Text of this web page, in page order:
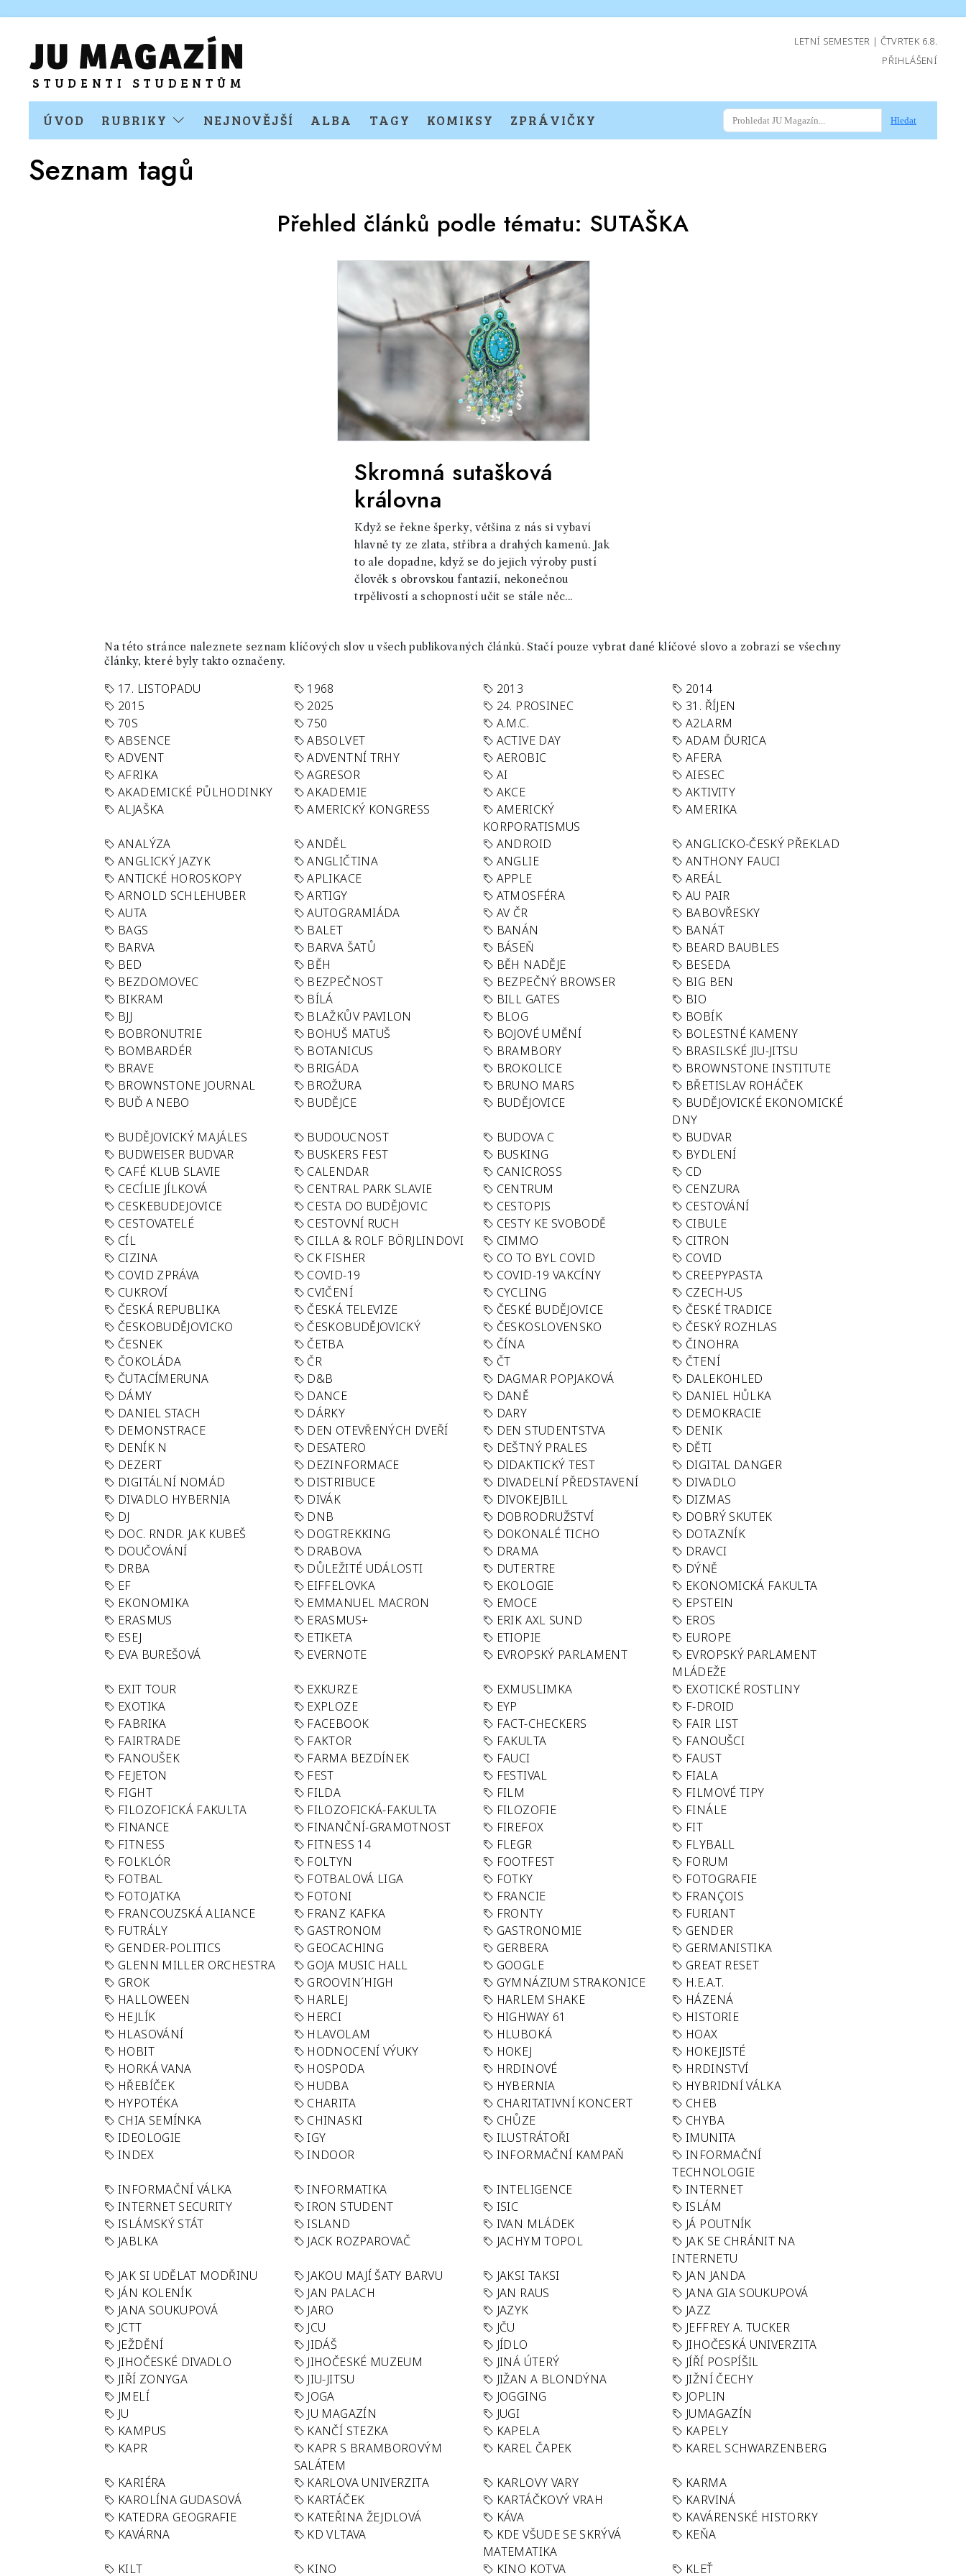
LETNÍ SEMESTER | ČTVRTEK 6.8.
PŘIHLÁŠENÍ
ÚVOD RUBRIKY NEJNOVĚJŠÍ ALBA TAGY KOMIKSY ZPRÁVIČKY Hledat
Seznam tagů
Přehled článků podle tématu: SUTAŠKA
Skromná sutašková
královna
Když se řekne šperky, většina z nás si vybaví
hlavně ty ze zlata, stříbra a drahých kamenů. Jak
to ale dopadne, když se do jejich výroby pustí
člověk s obrovskou fantazií, nekonečnou
trpělivostí a schopností učit se stále něc...
Na této stránce naleznete seznam klíčových slov u všech publikovaných článků. Stačí pouze vybrat dané klíčové slovo a zobrazí se všechny
články, které byly takto označeny.
17. LISTOPADU 1968 2013
2014
2015
2025 24. PROSINEC
31. ŘÍJEN
70S
750 A.M.C.
A2LARM
ABSENCE
ABSOLVET ACTIVE DAY
ADAM ĎURICA
ADVENT
ADVENTNÍ TRHY AEROBIC
AFERA
AFRIKA
AGRESOR AI
AIESEC
AKADEMICKÉ PŮLHODINKY
AKADEMIE AKCE
AKTIVITY
ALJAŠKA
AMERICKÝ KONGRESS
AMERICKÝ
KORPORATISMUS
AMERIKA
ANALÝZA ANDĚL ANDROID
ANGLICKO-ČESKÝ PŘEKLAD
ANGLICKÝ JAZYK
ANGLIČTINA ANGLIE
ANTHONY FAUCI
ANTICKÉ HOROSKOPY
APLIKACE APPLE
AREÁL
ARNOLD SCHLEHUBER
ARTIGY ATMOSFÉRA
AU PAIR
AUTA
AUTOGRAMIÁDA AV ČR
BABOVŘESKY
BAGS
BALET BANÁN
BANÁT
BARVA
BARVA ŠATŮ BÁSEŇ
BEARD BAUBLES
BED
BĚH BĚH NADĚJE
BESEDA
BEZDOMOVEC
BEZPEČNOST BEZPEČNÝ BROWSER
BIG BEN
BIKRAM
BÍLÁ BILL GATES
BIO
BJJ
BLAŽKŮV PAVILON BLOG
BOBÍK
BOBRONUTRIE
BOHUŠ MATUŠ BOJOVÉ UMĚNÍ
BOLESTNÉ KAMENY
BOMBARDÉR
BOTANICUS BRAMBORY
BRASILSKÉ JIU-JITSU
BRAVE
BRIGÁDA BROKOLICE
BROWNSTONE INSTITUTE
BROWNSTONE JOURNAL
BROŽURA BRUNO MARS
BŘETISLAV ROHÁČEK
BUĎ A NEBO
BUDĚJCE BUDĚJOVICE
BUDĚJOVICKÉ EKONOMICKÉ
DNY
BUDĚJOVICKÝ MAJÁLES
BUDOUCNOST BUDOVA C
BUDVAR
BUDWEISER BUDVAR
BUSKERS FEST BUSKING
BYDLENÍ
CAFÉ KLUB SLAVIE
CALENDAR CANICROSS
CD
CECÍLIE JÍLKOVÁ
CENTRAL PARK SLAVIE CENTRUM
CENZURA
CESKEBUDEJOVICE
CESTA DO BUDĚJOVIC CESTOPIS
CESTOVÁNÍ
CESTOVATELÉ
CESTOVNÍ RUCH CESTY KE SVOBODĚ
CIBULE
CÍL
CILLA & ROLF BÖRJLINDOVI CIMMO
CITRON
CIZINA
CK FISHER CO TO BYL COVID
COVID
COVID ZPRÁVA
COVID-19 COVID-19 VAKCÍNY
CREEPYPASTA
CUKROVÍ
CVIČENÍ CYCLING
CZECH-US
ČESKÁ REPUBLIKA
ČESKÁ TELEVIZE ČESKÉ BUDĚJOVICE
ČESKÉ TRADICE
ČESKOBUDĚJOVICKO
ČESKOBUDĚJOVICKÝ ČESKOSLOVENSKO
ČESKÝ ROZHLAS
ČESNEK
ČETBA ČÍNA
ČINOHRA
ČOKOLÁDA
ČR ČT
ČTENÍ
ČUTACÍMERUNA
D&B DAGMAR POPJAKOVÁ
DALEKOHLED
DÁMY
DANCE DANĚ
DANIEL HŮLKA
DANIEL STACH
DÁRKY DARY
DEMOKRACIE
DEMONSTRACE
DEN OTEVŘENÝCH DVEŘÍ DEN STUDENTSTVA
DENIK
DENÍK N
DESATERO DEŠTNÝ PRALES
DĚTI
DEZERT
DEZINFORMACE DIDAKTICKÝ TEST
DIGITAL DANGER
DIGITÁLNÍ NOMÁD
DISTRIBUCE DIVADELNÍ PŘEDSTAVENÍ
DIVADLO
DIVADLO HYBERNIA
DIVÁK DIVOKEJBILL
DIZMAS
DJ
DNB DOBRODRUŽSTVÍ
DOBRÝ SKUTEK
DOC. RNDR. JAK KUBEŠ
DOGTREKKING DOKONALÉ TICHO
DOTAZNÍK
DOUČOVÁNÍ
DRABOVA DRAMA
DRAVCI
DRBA
DŮLEŽITÉ UDÁLOSTI DUTERTRE
DÝNĚ
EF
EIFFELOVKA EKOLOGIE
EKONOMICKÁ FAKULTA
EKONOMIKA
EMMANUEL MACRON EMOCE
EPSTEIN
ERASMUS
ERASMUS+ ERIK AXL SUND
EROS
ESEJ
ETIKETA ETIOPIE
EUROPE
EVA BUREŠOVÁ
EVERNOTE EVROPSKÝ PARLAMENT
EVROPSKÝ PARLAMENT
MLÁDEŽE
EXIT TOUR
EXKURZE EXMUSLIMKA
EXOTICKÉ ROSTLINY
EXOTIKA
EXPLOZE EYP
F-DROID
FABRIKA
FACEBOOK FACT-CHECKERS
FAIR LIST
FAIRTRADE
FAKTOR FAKULTA
FANOUŠCI
FANOUŠEK
FARMA BEZDÍNEK FAUCI
FAUST
FEJETON
FEST FESTIVAL
FIALA
FIGHT
FILDA FILM
FILMOVÉ TIPY
FILOZOFICKÁ FAKULTA
FILOZOFICKÁ-FAKULTA FILOZOFIE
FINÁLE
FINANCE
FINANČNÍ-GRAMOTNOST FIREFOX
FIT
FITNESS
FITNESS 14 FLEGR
FLYBALL
FOLKLÓR
FOLTYN FOOTFEST
FORUM
FOTBAL
FOTBALOVÁ LIGA FOTKY
FOTOGRAFIE
FOTOJATKA
FOTONI FRANCIE
FRANÇOIS
FRANCOUZSKÁ ALIANCE
FRANZ KAFKA FRONTY
FURIANT
FUTRÁLY
GASTRONOM GASTRONOMIE
GENDER
GENDER-POLITICS
GEOCACHING GERBERA
GERMANISTIKA
GLENN MILLER ORCHESTRA
GOJA MUSIC HALL GOOGLE
GREAT RESET
GROK
GROOVIN´HIGH GYMNÁZIUM STRAKONICE
H.E.A.T.
HALLOWEEN
HARLEJ HARLEM SHAKE
HÁZENÁ
HEJLÍK
HERCI HIGHWAY 61
HISTORIE
HLASOVÁNÍ
HLAVOLAM HLUBOKÁ
HOAX
HOBIT
HODNOCENÍ VÝUKY HOKEJ
HOKEJISTÉ
HORKÁ VANA
HOSPODA HRDINOVÉ
HRDINSTVÍ
HŘEBÍČEK
HUDBA HYBERNIA
HYBRIDNÍ VÁLKA
HYPOTÉKA
CHARITA CHARITATIVNÍ KONCERT
CHEB
CHIA SEMÍNKA
CHINASKI CHŮZE
CHYBA
IDEOLOGIE
IGY ILUSTRÁTOŘI
IMUNITA
INDEX
INDOOR INFORMAČNÍ KAMPAŇ
INFORMAČNÍ
TECHNOLOGIE
INFORMAČNÍ VÁLKA
INFORMATIKA INTELIGENCE
INTERNET
INTERNET SECURITY
IRON STUDENT ISIC
ISLÁM
ISLÁMSKÝ STÁT
ISLAND IVAN MLÁDEK
JÁ POUTNÍK
JABLKA
JACK ROZPAROVAČ JACHYM TOPOL
JAK SE CHRÁNIT NA
INTERNETU
JAK SI UDĚLAT MODŘINU
JAKOU MAJÍ ŠATY BARVU JAKSI TAKSI
JAN JANDA
JÁN KOLENÍK
JAN PALACH JAN RAUS
JANA GIA SOUKUPOVÁ
JANA SOUKUPOVÁ
JARO JAZYK
JAZZ
JCTT
JCU JČU
JEFFREY A. TUCKER
JEŽDĚNÍ
JIDÁŠ JÍDLO
JIHOČESKÁ UNIVERZITA
JIHOČESKÉ DIVADLO
JIHOČESKÉ MUZEUM JINÁ ÚTERÝ
JÍŘÍ POSPÍŠIL
JIŘÍ ZONYGA
JIU-JITSU JIŽAN A BLONDÝNA
JIŽNÍ ČECHY
JMELÍ
JOGA JOGGING
JOPLIN
JU
JU MAGAZÍN JUGI
JUMAGAZÍN
KAMPUS
KANČÍ STEZKA KAPELA
KAPELY
KAPR
KAPR S BRAMBOROVÝM
SALÁTEM
KAREL ČAPEK KAREL SCHWARZENBERG
KARIÉRA KARLOVA UNIVERZITA KARLOVY VARY
KARMA
KAROLÍNA GUDASOVÁ
KARTÁČEK KARTÁČKOVÝ VRAH
KARVINÁ
KATEDRA GEOGRAFIE
KATEŘINA ŽEJDLOVÁ KÁVA
KAVÁRENSKÉ HISTORKY
KAVÁRNA
KD VLTAVA
KDE VŠUDE SE SKRÝVÁ
MATEMATIKA
KEŇA
KILT KINO KINO KOTVA KLEŤ